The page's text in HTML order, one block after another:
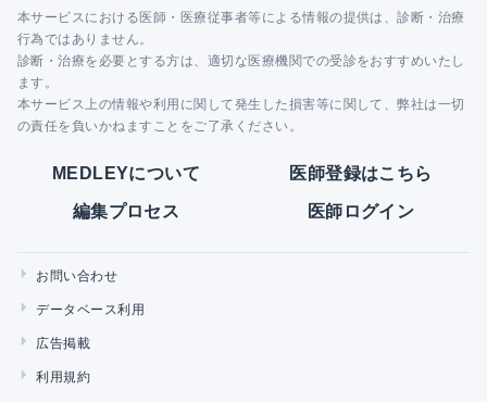
本サービスにおける医師・医療従事者等による情報の提供は、診断・治療
行為ではありません。
診断・治療を必要とする方は、適切な医療機関での受診をおすすめいたし
ます。
本サービス上の情報や利用に関して発生した損害等に関して、弊社は一切
の責任を負いかねますことをご了承ください。
MEDLEYについて 医師登録はこちら
編集プロセス 医師ログイン
お問い合わせ
データベース利用
広告掲載
利用規約